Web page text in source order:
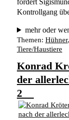
fordert
Kontrollgang
mehr oder
Themen: Hühner,
Tiere/Haustiere
Konrad
der
2